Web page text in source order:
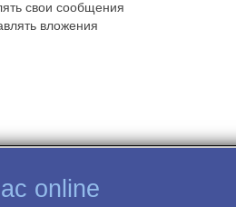
свои сообщения
вложения
online